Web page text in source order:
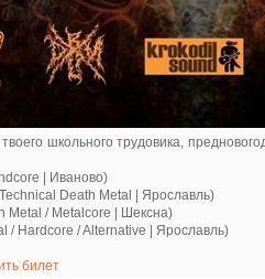
школьного трудовика,
| Иваново)
Death Metal | Ярославль)
Metal / Metalcore | Шексна)
/ Hardcore / Alternative | Ярославль)
билет